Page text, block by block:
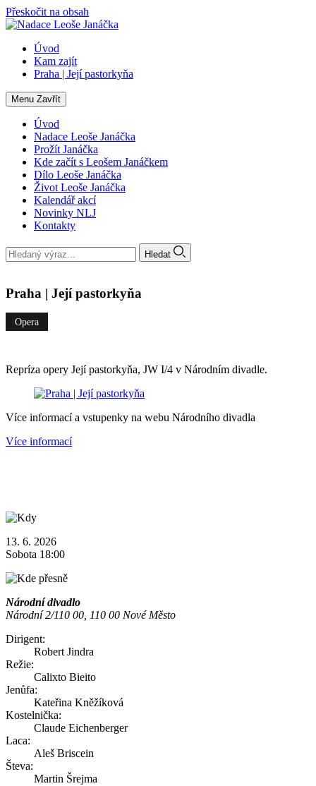
Přeskočit na obsah
Úvod
Kam zajít
Praha | Její pastorkyňa
Menu Zavřít
Úvod
Nadace Leoše Janáčka
Prožít Janáčka
Kde začít s Leošem Janáčkem
Dílo Leoše Janáčka
Život Leoše Janáčka
Kalendář akcí
Novinky NLJ
Kontakty
Hledat
Praha | Její pastorkyňa
Opera
Repríza opery Její pastorkyňa, JW I/4 v Národním divadle.
Více informací a vstupenky na webu Národního divadla
Více informací
13. 6. 2026
Sobota 18:00
Národní divadlo
Národní 2/110 00, 110 00 Nové Město
Dirigent:
Robert Jindra
Režie:
Calixto Bieito
Jenůfa:
Kateřina Kněžíková
Kostelnička:
Claude Eichenberger
Laca:
Aleš Briscein
Števa:
Martin Šrejma